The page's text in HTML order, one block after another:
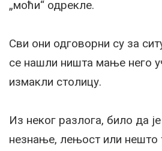
„моћи“ одрекле.
Сви они одговорни су за
се нашли ништа мање него
измакли столицу.
Из неког разлога, било да
незнање, лењост или нешто